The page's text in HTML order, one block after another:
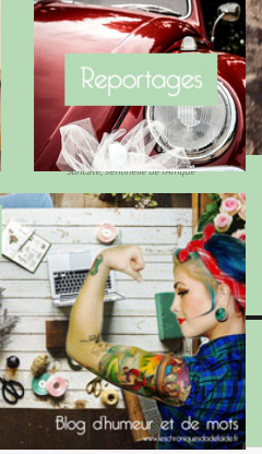
Suricate, sentinelle de l’Afrique
obligatoires sont indiqués avec*